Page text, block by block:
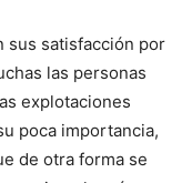
sus satisfacción por
las personas
explotaciones
poca importancia,
de otra forma se